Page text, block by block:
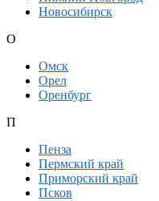
Новосибирск
О
Омск
Орел
Оренбург
П
Пенза
Пермский край
Приморский край
Псков